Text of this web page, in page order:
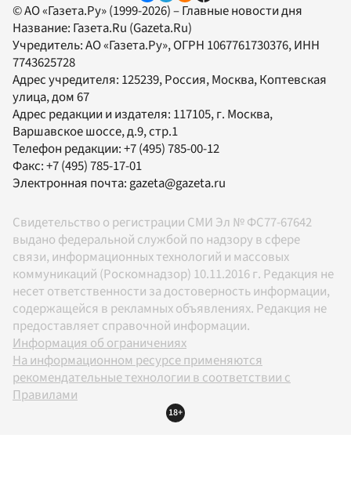
© АО «Газета.Ру» (1999-2026) – Главные новости дня
Название: Газета.Ru (Gazeta.Ru)
Учредитель:АО «Газета.Ру», ОГРН 1067761730376, ИНН
7743625728
Адрес учредителя: 125239, Россия, Москва, Коптевская
улица, дом 67
Адрес редакции и издателя: 117105, г. Москва,
Варшавское шоссе, д.9, стр.1
Телефон редакции:+7 (495) 785-00-12
Факс:+7 (495) 785-17-01
Электронная почта: gazeta@gazeta.ru
Свидетельство о регистрации СМИ Эл № ФС77-67642
выдано федеральной службой по надзору в сфере
связи, информационных технологий и массовых
коммуникаций (Роскомнадзор) 10.11.2016 г. Редакция не
несет ответственности за достоверность информации,
содержащейся в рекламных объявлениях. Редакция не
предоставляет справочной информации.
Информация об ограничениях
На информационном ресурсе применяются
рекомендательные технологии в соответствии с
Правилами
18+